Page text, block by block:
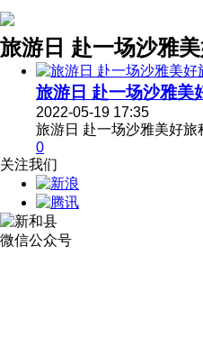
旅游日 赴一场沙雅
旅游日 赴一场沙雅美
2022-05-19 17:35
旅游日 赴一场沙雅美好旅
0
关注我们
微信公众号